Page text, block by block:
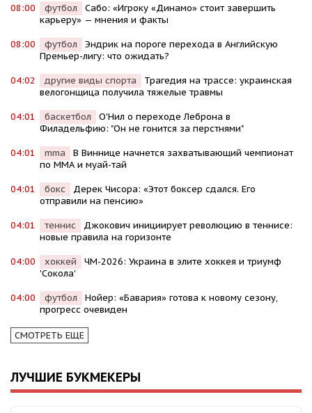
08:00 футбол
Сабо: «Игроку «Динамо» стоит завершить
карьеру» — мнения и факты
08:00 футбол
Эндрик на пороге перехода в Английскую
Премьер-лигу: что ожидать?
04:02 другие виды спорта
Трагедия на трассе: украинская
велогонщица получила тяжелые травмы
04:01 баскетбол
О'Нил о переходе Леброна в
Филадельфию: "Он не гонится за перстнями"
04:01 mma
В Виннице начнется захватывающий чемпионат
по ММА и муай-тай
04:01 бокс
Дерек Чисора: «Этот боксер сдался. Его
отправили на пенсию»
04:01 теннис
Джокович инициирует революцию в теннисе:
новые правила на горизонте
04:00 хоккей
ЧМ-2026: Украина в элите хоккея и триумф
'Сокола'
04:00 футбол
Нойер: «Бавария» готова к новому сезону,
прогресс очевиден
СМОТРЕТЬ ЕЩЕ
ЛУЧШИЕ БУКМЕКЕРЫ